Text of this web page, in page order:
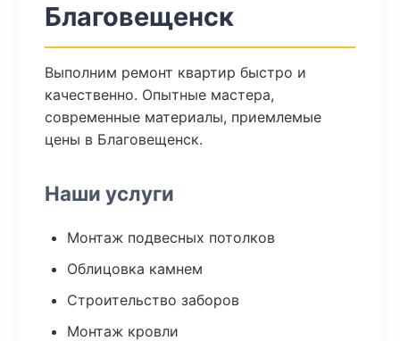
Благовещенск
Выполним ремонт квартир быстро и
качественно. Опытные мастера,
современные материалы, приемлемые
цены в Благовещенск.
Наши услуги
Монтаж подвесных потолков
Облицовка камнем
Строительство заборов
Монтаж кровли